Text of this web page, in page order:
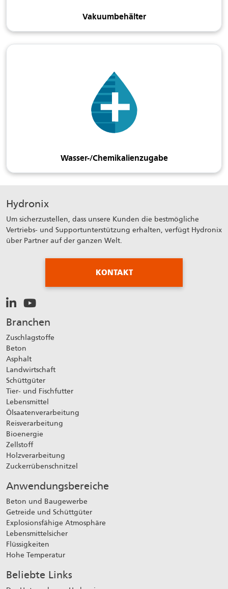
Vakuumbehälter
Wasser-/Chemikalienzugabe
Hydronix
Um sicherzustellen, dass unsere Kunden die bestmögliche
Vertriebs- und Supportunterstützung erhalten, verfügt Hydronix
über Partner auf der ganzen Welt.
KONTAKT
Branchen
Zuschlagstoffe
Beton
Asphalt
Landwirtschaft
Schüttgüter
Tier- und Fischfutter
Lebensmittel
Ölsaatenverarbeitung
Reisverarbeitung
Bioenergie
Zellstoff
Holzverarbeitung
Zuckerrübenschnitzel
Anwendungsbereiche
Beton und Baugewerbe
Getreide und Schüttgüter
Explosionsfähige Atmosphäre
Lebensmittelsicher
Flüssigkeiten
Hohe Temperatur
Beliebte Links